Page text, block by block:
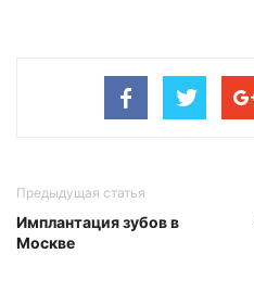
Предыдущая статья
Имплантация зубов в
Москве